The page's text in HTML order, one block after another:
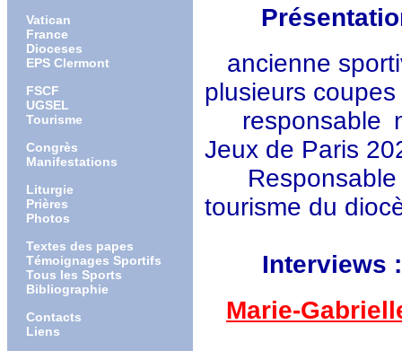
Vatican
France
Dioceses
EPS Clermont
FSCF
UGSEL
Tourisme
Congrès
Manifestations
Liturgie
Prières
Photos
Textes des papes
Témoignages Sportifs
Tous les Sports
Bibliographie
Contacts
Liens
ancienne
plusieurs
responsable
Jeux de Paris
Responsable
tourisme du
Interviews :
Marie-